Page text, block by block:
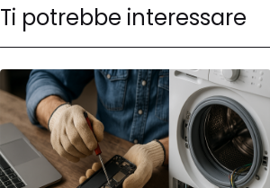
Ti potrebbe interessare